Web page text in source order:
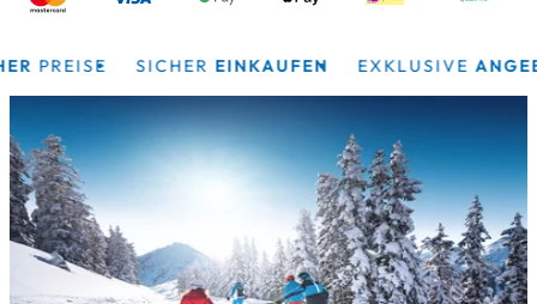
SICHEREINKAUFEN EXKLUSIVEANGEBOTE